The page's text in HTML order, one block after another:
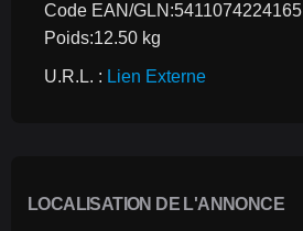
Code EAN/GLN:5411074224165
Poids:12.50 kg
U.R.L. : Lien Externe
LOCALISATION DE L'ANNONCE